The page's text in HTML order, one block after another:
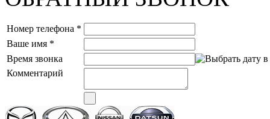
Номер телефона *
Ваше имя *
Время звонка
Комментарий